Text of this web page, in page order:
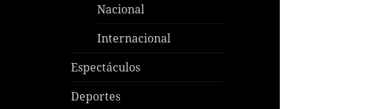
Nacional
Internacional
Espectáculos
Deportes